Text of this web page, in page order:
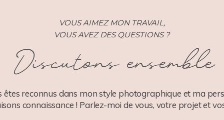
VOUS AIMEZ MON TRAVAIL,
VOUS AVEZ DES QUESTIONS ?
Discutons ensemble
êtes reconnus dans mon style photographique et ma
connaissance ! Parlez-moi de vous, votre projet et